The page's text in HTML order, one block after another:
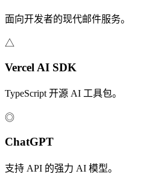
面向开发者的现代邮件服务。
△
Vercel AI SDK
TypeScript 开源 AI 工具包。
◎
ChatGPT
支持 API 的强力 AI 模型。